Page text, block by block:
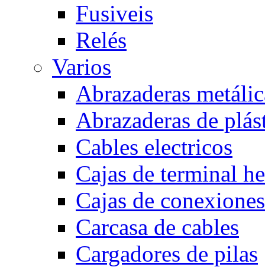
Fusiveis
Relés
Varios
Abrazaderas
Abrazaderas de
Cables electricos
Cajas de terminal
Cajas de
Carcasa de cables
Cargadores de pilas